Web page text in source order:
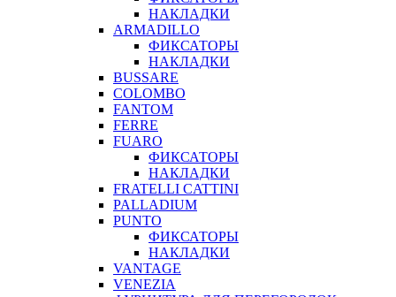
НАКЛАДКИ
ARMADILLO
ФИКСАТОРЫ
НАКЛАДКИ
BUSSARE
COLOMBO
FANTOM
FERRE
FUARO
ФИКСАТОРЫ
НАКЛАДКИ
FRATELLI CATTINI
PALLADIUM
PUNTO
ФИКСАТОРЫ
НАКЛАДКИ
VANTAGE
VENEZIA